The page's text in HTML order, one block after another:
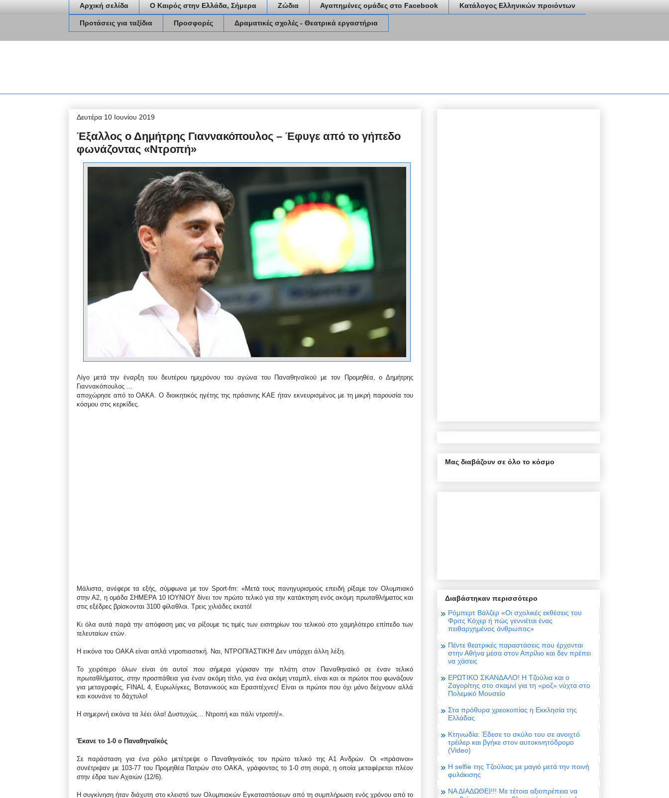
Αρχική σελίδα Ο Καιρός στην Ελλάδα, Σήμερα Ζώδια Αγαπημένες ομάδες στο Facebook Κατάλογος Ελληνικών προιόντων
Προτάσεις για ταξίδια Προσφορές Δραματικές σχολές - Θεατρικά εργαστήρια
Δευτέρα 10 Ιουνίου 2019
Έξαλλος ο Δημήτρης Γιαννακόπουλος – Έφυγε από το γήπεδο
φωνάζοντας «Ντροπή»
Λίγο μετά την έναρξη του δευτέρου ημιχρόνου του αγώνα του Παναθηναϊκού με τον Προμηθέα, ο Δημήτρης
Γιαννακόπουλος ...
αποχώρησε από το ΟΑΚΑ. Ο διοικητικός ηγέτης της πράσινης ΚΑΕ ήταν εκνευρισμένος με τη μικρή παρουσία του
κόσμου στις κερκίδες.
Μάλιστα, ανέφερε τα εξής, σύμφωνα με τον Sport-fm: «Μετά τους πανηγυρισμούς επειδή ρίξαμε τον Ολυμπιακό
στην Α2, η ομάδα ΣΗΜΕΡΑ 10 ΙΟΥΝΙΟΥ δίνει τον πρώτο τελικό για την κατάκτηση ενός ακόμη πρωταθλήματος και
στις εξέδρες βρίσκονται 3100 φίλαθλοι. Τρεις χιλιάδες εκατό!
Κι όλα αυτά παρά την απόφαση μας να ρίξουμε τις τιμές των εισιτηρίων του τελικού στο χαμηλότερο επίπεδο των
τελευταίων ετών.
Η εικόνα του ΟΑΚΑ είναι απλά ντροπιαστική. Ναι, ΝΤΡΟΠΙΑΣΤΙΚΗ! Δεν υπάρχει άλλη λέξη.
Το χειρότερο όλων είναι ότι αυτοί που σήμερα γύρισαν την πλάτη στον Παναθηναϊκό σε έναν τελικό
πρωταθλήματος, στην προσπάθεια για έναν ακόμη τίτλο, για ένα ακόμη νταμπλ, είναι και οι πρώτοι που φωνάζουν
για μεταγραφές, FINAL 4, Ευρωλίγκες, Βοτανικούς και Ερασιτέχνες! Είναι οι πρώτοι που όχι μόνο δείχνουν αλλά
και κουνάνε το δάχτυλο!
Η σημερινή εικόνα τα λέει όλα! Δυστυχώς… Ντροπή και πάλι ντροπή!».
Έκανε το 1-0 ο Παναθηναϊκός
Σε παράσταση για ένα ρόλο μετέτρεψε ο Παναθηναϊκός τον πρώτο τελικό της Α1 Ανδρών. Οι «πράσινοι»
συνέτριψαν με 103-77 του Προμηθέα Πατρών στο ΟΑΚΑ, γράφοντας το 1-0 στη σειρά, η οποία μεταφέρεται πλέον
στην έδρα των Αχαιών (12/6).
Η συγκίνηση ήταν διάχυτη στο κλειστό των Ολυμπιακών Εγκαταστάσεων από τη συμπλήρωση ενός χρόνου από το
Μας διαβάζουν σε όλο το κόσμο
Διαβάστηκαν περισσότερο
Ρόμπερτ Βάλζερ «Οι σχολικές εκθέσεις του
Φριτς Κόχερ ή πώς γεννιέται ένας
πειθαρχημένος άνθρωπος»
Πέντε θεατρικές παραστάσεις που έρχονται
στην Αθήνα μέσα στον Απρίλιο και δεν πρέπει
να χάσεις
ΕΡΩΤΙΚΟ ΣΚΑΝΔΑΛΟ! Η Τζούλια και ο
Ζαγορίτης στο σκαμνί για τη «ροζ» νύχτα στο
Πολεμικό Μουσείο
Στα πρόθυρα χρεοκοπίας η Εκκλησία της
Ελλάδας
Κτηνωδία: Έδεσε το σκύλο του σε ανοιχτό
τρέιλερ και βγήκε στον αυτοκινητόδρομο
(Video)
Η selfie της Τζούλιας με μαγιό μετά την ποινή
φυλάκισης
ΝΑ ΔΙΑΔΩΘΕΙ!!! Με τέτοια αξιοπρέπεια να